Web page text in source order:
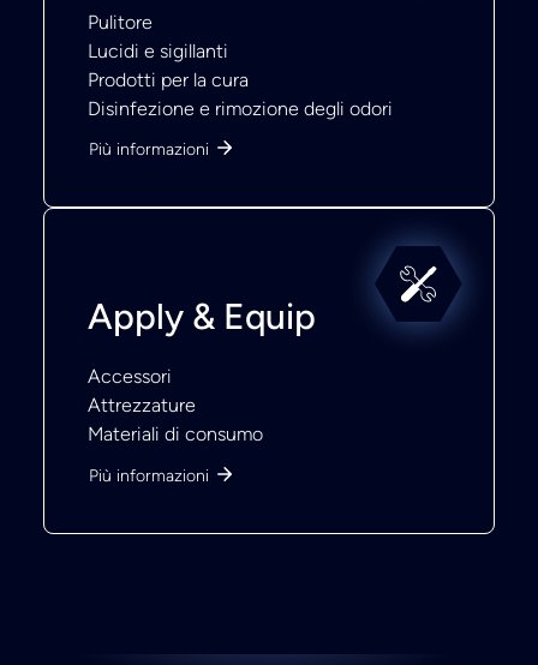
Pulitore
Lucidi e sigillanti
Prodotti per la cura
Disinfezione e rimozione degli odori
Più informazioni
Apply & Equip
Accessori
Attrezzature
Materiali di consumo
Più informazioni